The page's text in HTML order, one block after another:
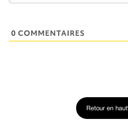
0 COMMENTAIRES
Retour en haut